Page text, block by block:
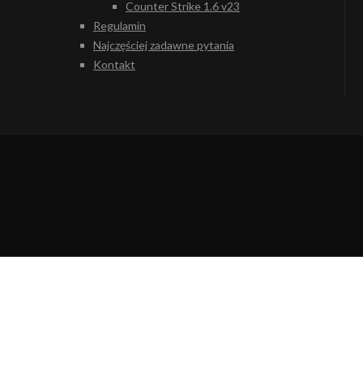
Counter Strike 1.6 v23
Regulamin
Najczęściej zadawne pytania
Kontakt